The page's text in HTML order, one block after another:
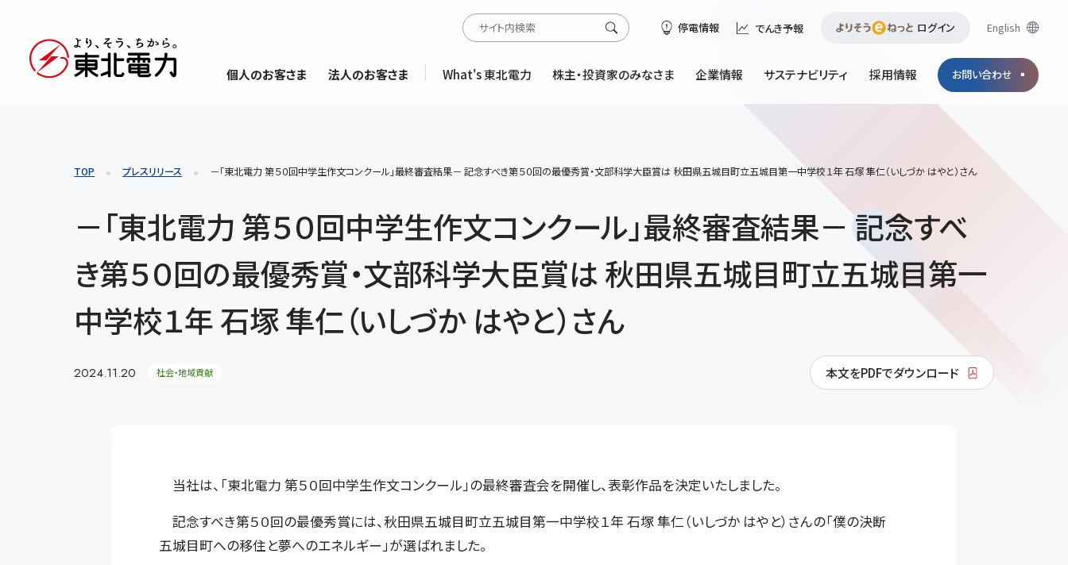
English
停電情報 でんき予報 ログイン
個人のお客さま 法人のお客さま What's 東北電力 株主・投資家のみなさま 企業情報 サステナビリティ 採用情報 お問い合わせ
TOP プレスリリース －「東北電力 第５０回中学生作文コンクール」最終審査結果－ 記念すべき第５０回の最優秀賞・文部科学大臣賞は 秋田県五城目町立五城目第一中学校１年 石塚 隼仁（いしづか はやと）さん
－「東北電力 第５０回中学生作文コンクール」最終審査結果－ 記念すべ
き第５０回の最優秀賞・文部科学大臣賞は 秋田県五城目町立五城目第一
中学校１年 石塚 隼仁（いしづか はやと）さん
2024.11.20 社会・地域貢献 本文をPDFでダウンロード
当社は、「東北電力 第５０回中学生作文コンクール」の最終審査会を開催し、表彰作品を決定いたしました。
記念すべき第５０回の最優秀賞には、秋田県五城目町立五城目第一中学校１年 石塚 隼仁（いしづか はやと）さんの「僕の決断
五城目町への移住と夢へのエネルギー」が選ばれました。